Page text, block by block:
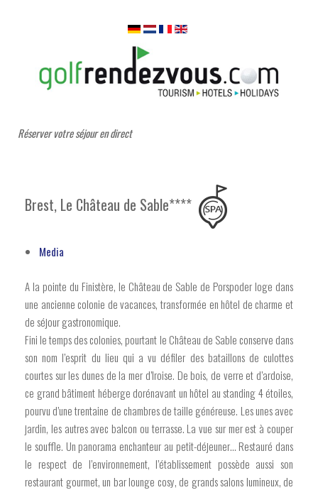
Réserver votre séjour en direct
Brest, Le Château de Sable****
Media
A la pointe du Finistère, le Château de Sable de Porspoder loge dans
une ancienne colonie de vacances, transformée en hôtel de charme et
de séjour gastronomique.
Fini le temps des colonies, pourtant le Château de Sable conserve dans
son nom l’esprit du lieu qui a vu défiler des bataillons de culottes
courtes sur les dunes de la mer d’Iroise. De bois, de verre et d’ardoise,
ce grand bâtiment héberge dorénavant un hôtel au standing 4 étoiles,
pourvu d’une trentaine de chambres de taille généreuse. Les unes avec
jardin, les autres avec balcon ou terrasse. La vue sur mer est à couper
le souffle. Un panorama enchanteur au petit-déjeuner… Restauré dans
le respect de l’environnement, l’établissement possède aussi son
restaurant gourmet, un bar lounge cosy, de grands salons lumineux, de